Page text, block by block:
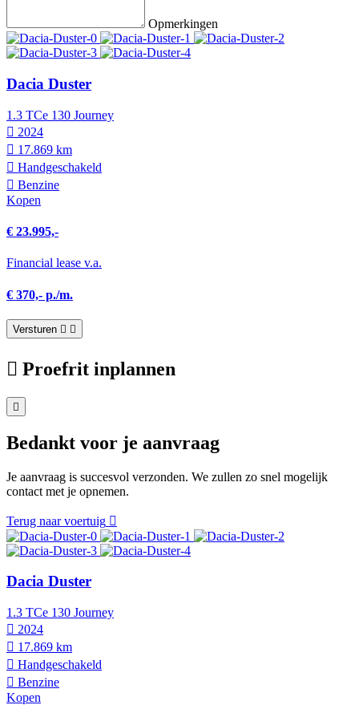
Opmerkingen
Dacia Duster
1.3 TCe 130 Journey
2024
17.869 km
Hand­geschakeld
Benzine
Kopen
€ 23.995,-
Financial lease v.a.
€ 370,- p./m.
Versturen
Proefrit inplannen
Bedankt voor je aanvraag
Je aanvraag is succesvol verzonden. We zullen zo snel mogelijk
contact met je opnemen.
Terug naar voertuig
Dacia Duster
1.3 TCe 130 Journey
2024
17.869 km
Hand­geschakeld
Benzine
Kopen